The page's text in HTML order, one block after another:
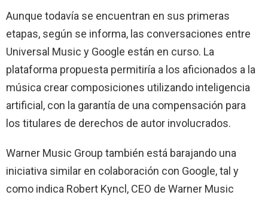
Aunque todavía se encuentran en sus primeras
etapas, según se informa, las conversaciones entre
Universal Music y Google están en curso. La
plataforma propuesta permitiría a los aficionados a la
música crear composiciones utilizando inteligencia
artificial, con la garantía de una compensación para
los titulares de derechos de autor involucrados.
Warner Music Group también está barajando una
iniciativa similar en colaboración con Google, tal y
como indica Robert Kyncl, CEO de Warner Music